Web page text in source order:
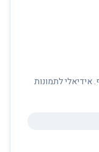
אידיאלי לתמונות